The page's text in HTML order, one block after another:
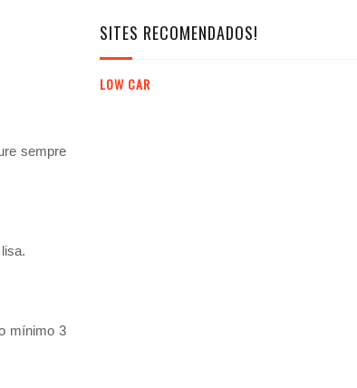
sempre
mínimo 3
SITES RECOMENDADOS!
LOW CAR